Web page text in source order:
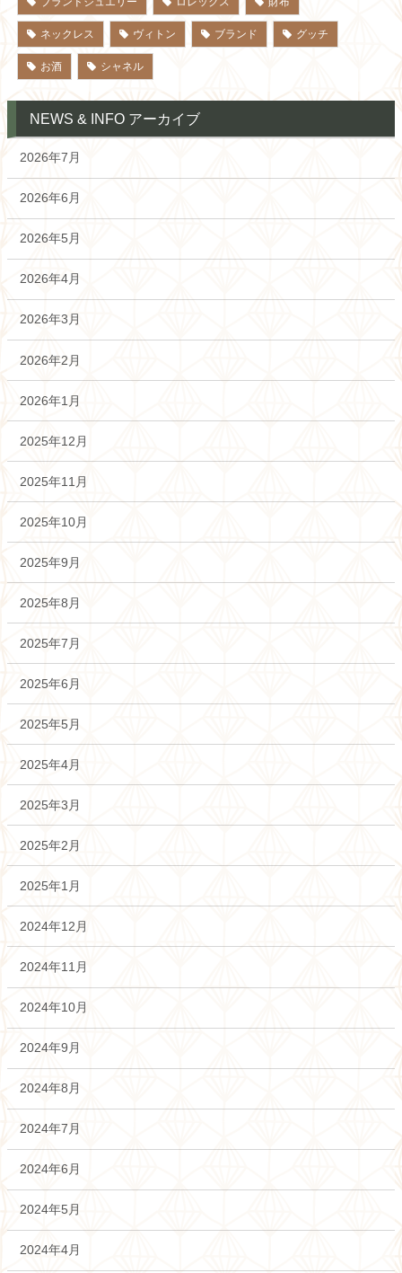
ネックレス ヴィトン ブランド グッチ
お酒 シャネル
NEWS & INFO アーカイブ
2026年7月
2026年6月
2026年5月
2026年4月
2026年3月
2026年2月
2026年1月
2025年12月
2025年11月
2025年10月
2025年9月
2025年8月
2025年7月
2025年6月
2025年5月
2025年4月
2025年3月
2025年2月
2025年1月
2024年12月
2024年11月
2024年10月
2024年9月
2024年8月
2024年7月
2024年6月
2024年5月
2024年4月